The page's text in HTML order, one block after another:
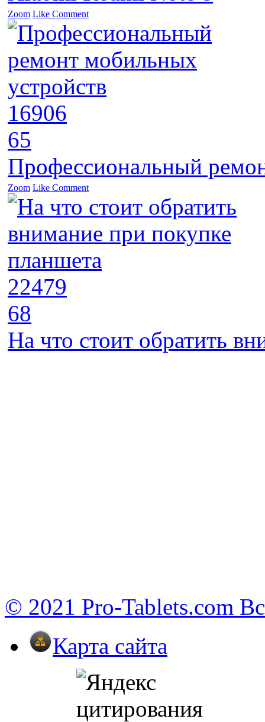
Zoom Like Comment
16906
65
Профессиональный
Zoom Like Comment
22479
68
На что стоит обратить
© 2021 Pro-Tablets.com
Карта сайта